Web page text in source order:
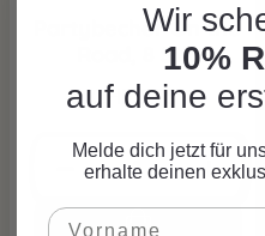
Partybecher On the
Road, 8 Stk.
CHF 5.75*
Wir
10%
auf deine
Melde dich jetzt für
erhalte deinen